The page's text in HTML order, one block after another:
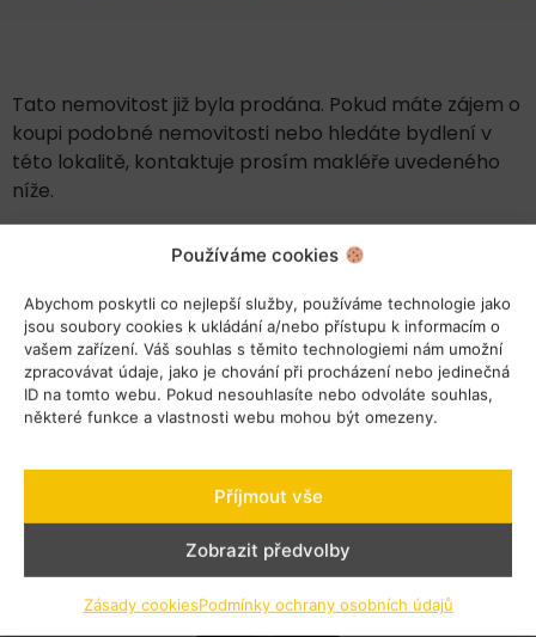
Používáme cookies
Abychom poskytli co nejlepší služby, používáme technologie jako
jsou soubory cookies k ukládání a/nebo přístupu k informacím o
vašem zařízení. Váš souhlas s těmito technologiemi nám umožní
zpracovávat údaje, jako je chování při procházení nebo jedinečná
ID na tomto webu. Pokud nesouhlasíte nebo odvoláte souhlas,
některé funkce a vlastnosti webu mohou být omezeny.
Příjmout vše
Zobrazit předvolby
Zásady cookiesPodmínky ochrany osobních údajů
Tato nemovitost již byla prodána. Pokud máte zájem o
koupi podobné nemovitosti nebo hledáte bydlení v
této lokalitě, kontaktuje prosím makléře uvedeného
níže.
Klepnutím přijměte marketingové soubory
cookie a povolte tento obsah